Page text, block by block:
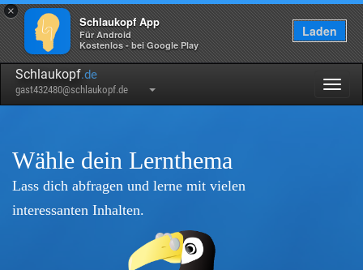
×
Schlaukopf App
Für Android
Kostenlos - bei Google Play
Laden
Schlaukopf.de
gast432480@schlaukopf.de
Wähle dein Lernthema
Lass dich abfragen und lerne mit vielen
interessanten Inhalten.